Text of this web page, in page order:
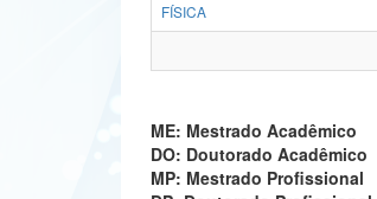
FÍSICA
ME: Mestrado Acadêmico
DO: Doutorado Acadêmico
MP: Mestrado Profissional